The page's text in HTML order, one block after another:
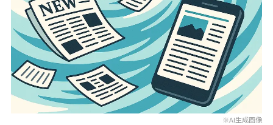
※AI生成画像